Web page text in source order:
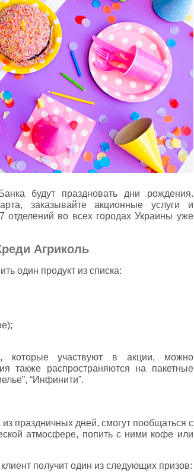
будут праздновать дни рождения.
заказывайте акционные услуги и
отделений во всех городах Украины уже
Агриколь
один продукт из списка:
которые участвуют в акции, можно
также распространяются на пакетные
“Инфинити”.
праздничных дней, смогут пообщаться с
атмосфере, попить с ними кофе или
получит один из следующих призов: